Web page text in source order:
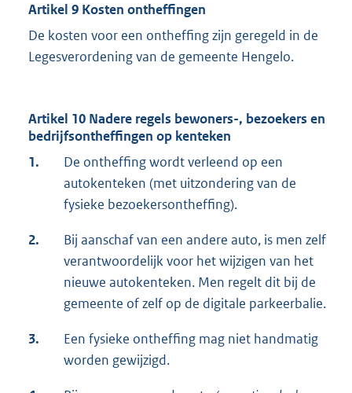
Artikel 9 Kosten ontheffingen
De kosten voor een ontheffing zijn geregeld in de
Legesverordening van de gemeente Hengelo.
Artikel 10 Nadere regels bewoners-, bezoekers en
bedrijfsontheffingen op kenteken
1.
De ontheffing wordt verleend op een
autokenteken (met uitzondering van de
fysieke bezoekersontheffing).
2.
Bij aanschaf van een andere auto, is men zelf
verantwoordelijk voor het wijzigen van het
nieuwe autokenteken. Men regelt dit bij de
gemeente of zelf op de digitale parkeerbalie.
3.
Een fysieke ontheffing mag niet handmatig
worden gewijzigd.